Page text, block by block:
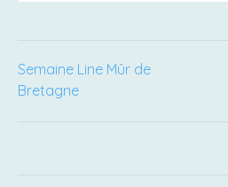
Navigation
Semaine Line Mûr de
Bretagne